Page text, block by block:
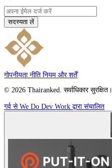
सदस्यता लें
गोपनीयता नीति नियम और शर्तें
© 2026 Thairanked. सर्वाधिकार सुरक्षित।
गर्व से We Do Dev Work द्वारा संचालित